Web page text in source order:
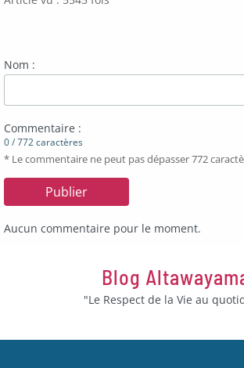
Nom :
Commentaire :
0 / 772 caractères
* Le commentaire ne peut pas dépasser 772
Aucun commentaire pour le moment.
Blog
"Le Respect de la Vie au